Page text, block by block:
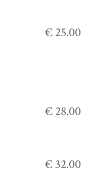
€ 25.00
€ 28.00
€ 32.00